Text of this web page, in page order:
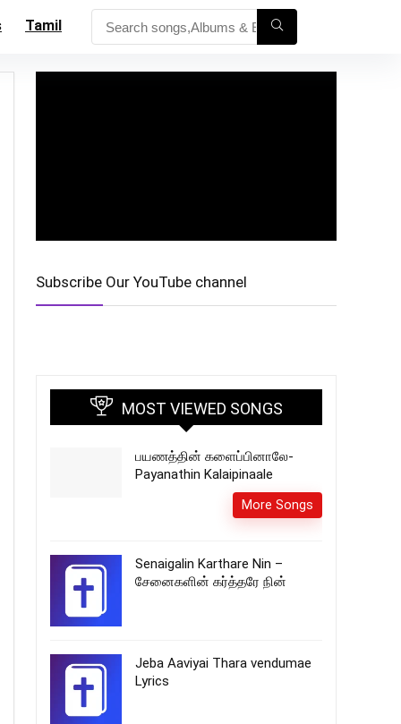
Tamil
Subscribe Our YouTube channel
MOST VIEWED SONGS
பயணத்தின் களைப்பினாலே-
Payanathin Kalaipinaale
More Songs
Senaigalin Karthare Nin –
சேனைகளின் கர்த்தரே நின்
Jeba Aaviyai Thara vendumae
Lyrics